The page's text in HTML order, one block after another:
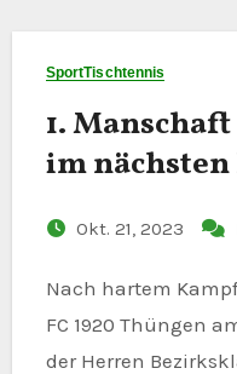
SportTischtennis
1.
im
Okt. 21, 2023
Nach hartem Kampf entführten die Gäste des
FC 1920 Thüngen
der Herren